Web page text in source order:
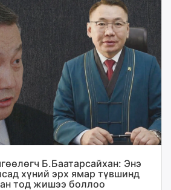
Б.Баатарсайхан: Энэ
хүний эрх ямар түвшинд
тод жишээ боллоо